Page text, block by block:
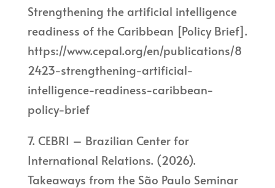
Strengthening the artificial intelligence
readiness of the Caribbean [Policy Brief].
https://www.cepal.org/en/publications/8
2423-strengthening-artificial-
intelligence-readiness-caribbean-
policy-brief
7. CEBRI – Brazilian Center for
International Relations. (2026).
Takeaways from the São Paulo Seminar